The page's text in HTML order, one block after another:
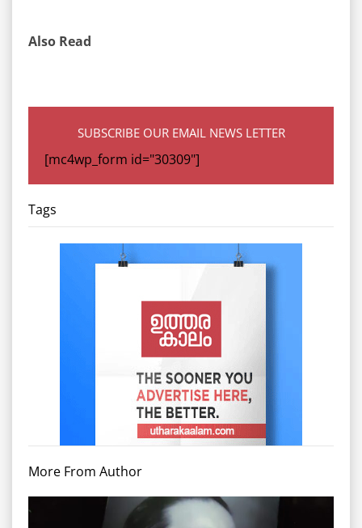
Also Read
SUBSCRIBE OUR EMAIL NEWS LETTER
[mc4wp_form id="30309"]
Tags
More From Author